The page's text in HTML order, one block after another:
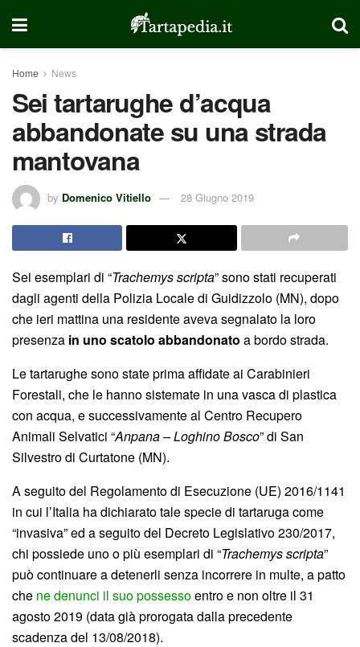
Home News
Sei tartarughe d’acqua
abbandonate su una strada
mantovana
by Domenico Vitiello 28 Giugno 2019
Sei esemplari di “Trachemys scripta” sono stati recuperati
dagli agenti della Polizia Locale di Guidizzolo (MN), dopo
che ieri mattina una residente aveva segnalato la loro
presenza in uno scatolo abbandonato a bordo strada.
Le tartarughe sono state prima affidate ai Carabinieri
Forestali, che le hanno sistemate in una vasca di plastica
con acqua, e successivamente al Centro Recupero
Animali Selvatici “Anpana – Loghino Bosco” di San
Silvestro di Curtatone (MN).
A seguito del Regolamento di Esecuzione (UE) 2016/1141
in cui l’Italia ha dichiarato tale specie di tartaruga come
“invasiva” ed a seguito del Decreto Legislativo 230/2017,
chi possiede uno o più esemplari di “Trachemys scripta”
può continuare a detenerli senza incorrere in multe, a patto
che ne denunci il suo possessoentro e non oltre il 31
agosto 2019 (data già prorogata dalla precedente
scadenza del 13/08/2018).